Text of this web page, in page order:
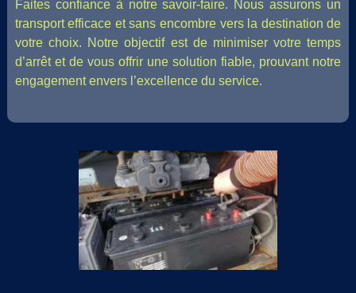
Faites confiance à notre savoir-faire. Nous assurons un
transport efficace et sans encombre vers la destination de
votre choix. Notre objectif est de minimiser votre temps
d’arrêt et de vous offrir une solution fiable, prouvant notre
engagement envers l’excellence du service.